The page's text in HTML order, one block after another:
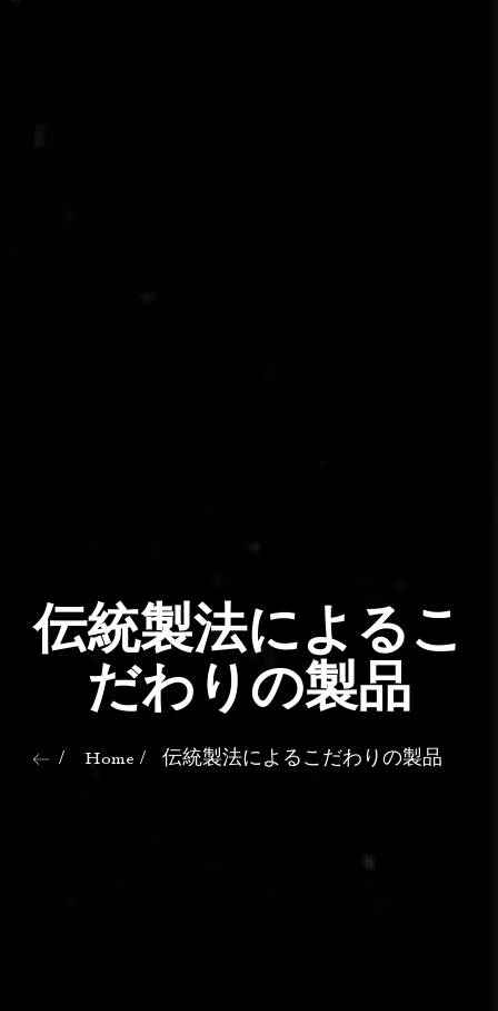
伝統製法によるこ
だわりの製品
Home 伝統製法によるこだわりの製品